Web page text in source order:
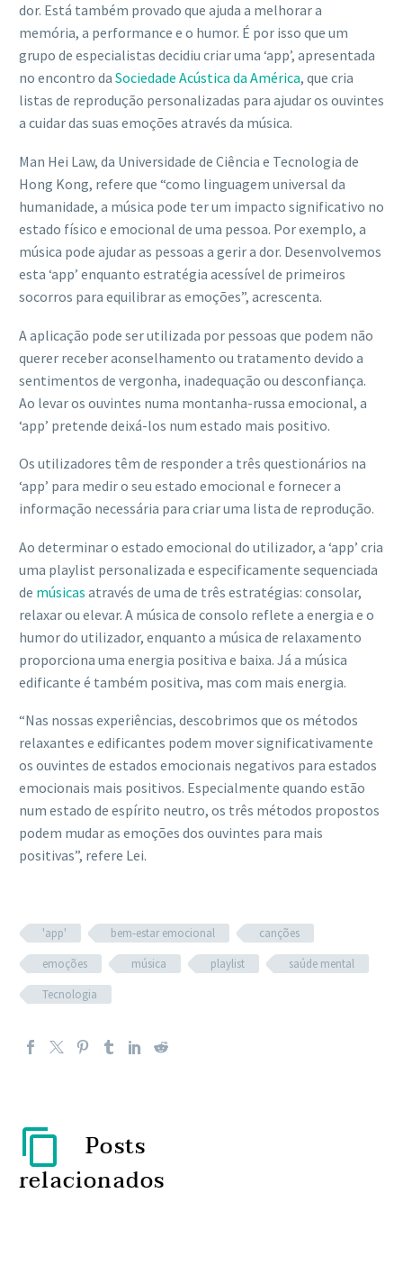
dor. Está também provado que ajuda a melhorar a
memória, a performance e o humor. É por isso que um
grupo de especialistas decidiu criar uma ‘app’, apresentada
no encontro da Sociedade Acústica da América, que cria
listas de reprodução personalizadas para ajudar os ouvintes
a cuidar das suas emoções através da música.
Man Hei Law, da Universidade de Ciência e Tecnologia de
Hong Kong, refere que “como linguagem universal da
humanidade, a música pode ter um impacto significativo no
estado físico e emocional de uma pessoa. Por exemplo, a
música pode ajudar as pessoas a gerir a dor. Desenvolvemos
esta ‘app’ enquanto estratégia acessível de primeiros
socorros para equilibrar as emoções”, acrescenta.
A aplicação pode ser utilizada por pessoas que podem não
querer receber aconselhamento ou tratamento devido a
sentimentos de vergonha, inadequação ou desconfiança.
Ao levar os ouvintes numa montanha-russa emocional, a
‘app’ pretende deixá-los num estado mais positivo.
Os utilizadores têm de responder a três questionários na
‘app’ para medir o seu estado emocional e fornecer a
informação necessária para criar uma lista de reprodução.
Ao determinar o estado emocional do utilizador, a ‘app’ cria
uma playlist personalizada e especificamente sequenciada
de músicas através de uma de três estratégias: consolar,
relaxar ou elevar. A música de consolo reflete a energia e o
humor do utilizador, enquanto a música de relaxamento
proporciona uma energia positiva e baixa. Já a música
edificante é também positiva, mas com mais energia.
“Nas nossas experiências, descobrimos que os métodos
relaxantes e edificantes podem mover significativamente
os ouvintes de estados emocionais negativos para estados
emocionais mais positivos. Especialmente quando estão
num estado de espírito neutro, os três métodos propostos
podem mudar as emoções dos ouvintes para mais
positivas”, refere Lei.
'app' bem-estar emocional
canções
emoções
música playlist
saúde mental
Tecnologia
Posts
relacionados